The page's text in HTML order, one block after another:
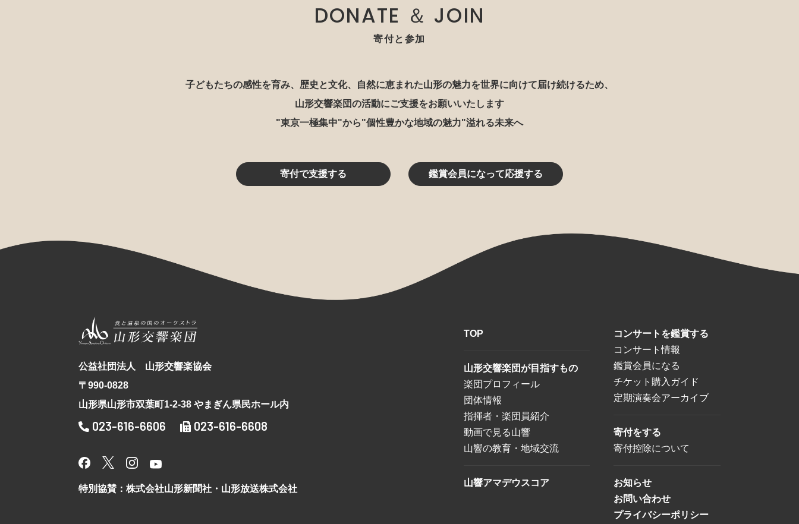
DONATE ＆ JOIN
寄付と参加
子どもたちの感性を育み、歴史と文化、自然に恵まれた山形の魅力を世界に向けて届け続けるため、
山形交響楽団の活動にご支援をお願いいたします
"東京一極集中"から"個性豊かな地域の魅力"溢れる未来へ
寄付で支援する 鑑賞会員になって応援する
公益社団法人 山形交響楽協会
〒990-0828
山形県山形市双葉町1-2-38 やまぎん県民ホール内
023-616-6606 023-616-6608
特別協賛：株式会社山形新聞社・山形放送株式会社
TOP
山形交響楽団が目指すもの
楽団プロフィール
団体情報
指揮者・楽団員紹介
動画で見る山響
山響の教育・地域交流
山響アマデウスコア
コンサートを鑑賞する
コンサート情報
鑑賞会員になる
チケット購入ガイド
定期演奏会アーカイブ
寄付をする
寄付控除について
お知らせ
お問い合わせ
プライバシーポリシー